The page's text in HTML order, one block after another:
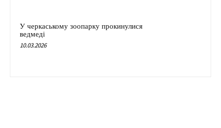
У черкаському зоопарку прокинулися
ведмеді
10.03.2026